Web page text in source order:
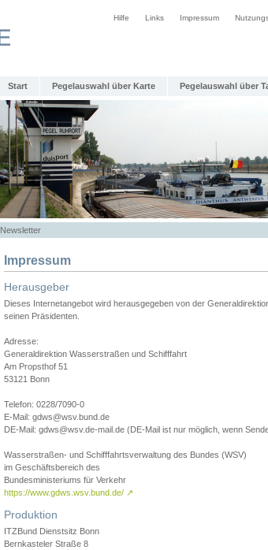
Hilfe Links Impressum
Start Pegelauswahl über Karte Pegelauswahl über
Newsletter
Impressum
Herausgeber
Dieses Internetangebot wird herausgegeben von der
seinen Präsidenten.
Adresse:
Generaldirektion Wasserstraßen und Schifffahrt
Am Propsthof 51
53121 Bonn
Telefon: 0228/7090-0
E-Mail: gdws@wsv.bund.de
DE-Mail: gdws@wsv.de-mail.de (DE-Mail ist nur möglich, wenn
Wasserstraßen- und Schifffahrtsverwaltung des Bundes (WSV)
im Geschäftsbereich des
Bundesministeriums für Verkehr
https://www.gdws.wsv.bund.de/ ↗
Produktion
ITZBund Dienstsitz Bonn
Bernkasteler Straße 8